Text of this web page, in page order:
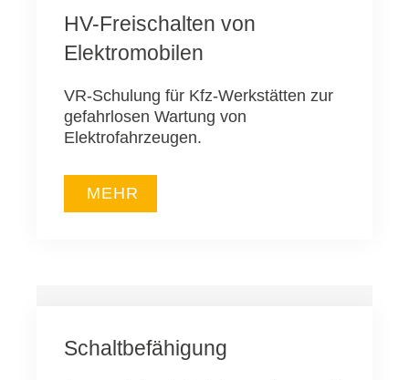
HV-Freischalten von
Elektromobilen
VR-Schulung für Kfz-Werkstätten zur
gefahrlosen Wartung von
Elektrofahrzeugen.
MEHR
Schaltbefähigung